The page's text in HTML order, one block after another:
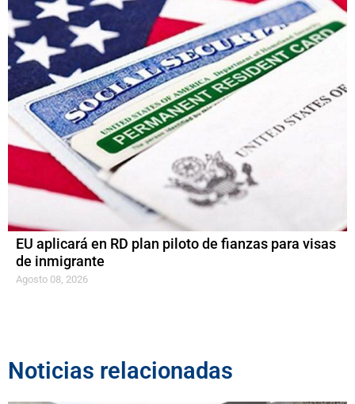
EU aplicará en RD plan piloto de fianzas para visas
de inmigrante
Agosto 08, 2026
Noticias relacionadas